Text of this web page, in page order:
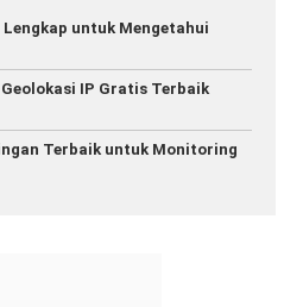
Lengkap untuk Mengetahui
IP Gratis Terbaik
Terbaik untuk Monitoring